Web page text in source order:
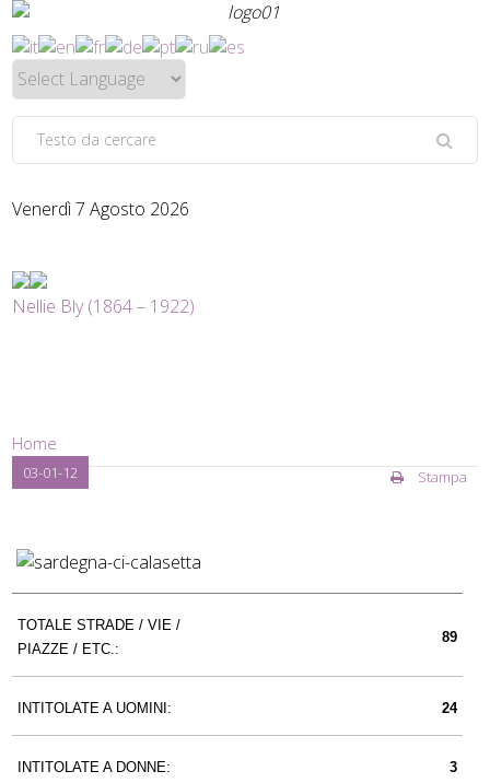
Venerdì 7 Agosto 2026
Nellie Bly (1864 – 1922)
Home
03-01-12 Stampa
TOTALE STRADE / VIE /
PIAZZE / ETC.:
89
INTITOLATE A UOMINI: 24
INTITOLATE A DONNE: 3